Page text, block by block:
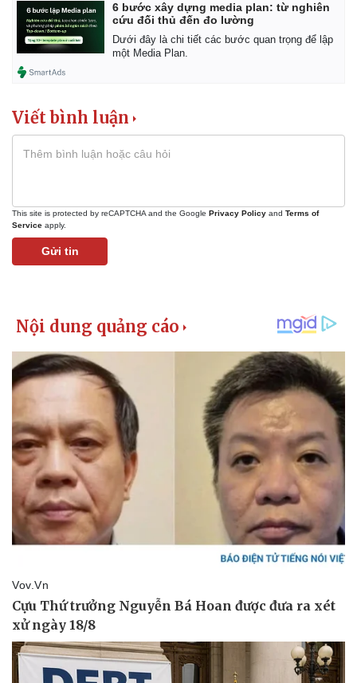
Kinh tế
Bất động sản
6 bước xây dựng media plan: từ nghiên
cứu đối thủ đến đo lường
Dưới đây là chi tiết các bước quan trọng để lập
một Media Plan.
Viết bình luận
This site is protected by reCAPTCHA and the Google Privacy Policy and Terms of
Service apply.
Gửi tin